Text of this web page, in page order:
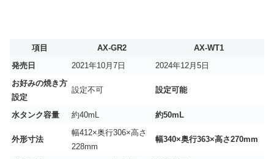
項目 AX-GR2
AX-WT1
発売日
2021年10月7日
2024年12月5日
お好みの焼き方
設定
設定不可 設定可能
水タンク容量 約40mL 約50mL
外形寸法
幅412×奥行306×高さ
228mm
幅340×奥行363×高さ270mm